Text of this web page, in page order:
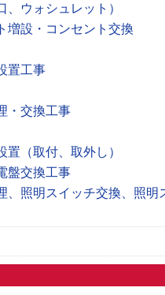
ウォシュレット）
増設・コンセント交換
置工事
・交換工事
（取付、取外し）
盤交換工事
、照明スイッチ交換、照明